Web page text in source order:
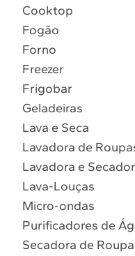
8º Embutir
9º Lava Seca
Cooktop
Fogão
Forno
Freezer
Frigobar
Geladeiras
Lava e Seca
Lavadora de
Lavadora e
Lava-Louças
Micro-ondas
Purificadores de
Secadora de